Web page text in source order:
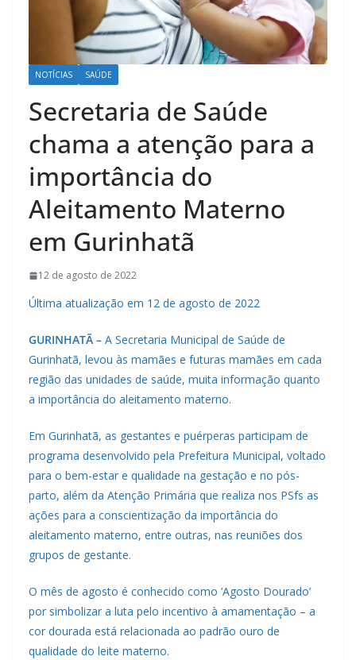
NOTÍCIAS SAÚDE
Secretaria de Saúde
chama a atenção para a
importância do
Aleitamento Materno
em Gurinhatã
12 de agosto de 2022
Última atualização em 12 de agosto de 2022
GURINHATÃ – A Secretaria Municipal de Saúde de
Gurinhatã, levou às mamães e futuras mamães em cada
região das unidades de saúde, muita informação quanto
a importância do aleitamento materno.
Em Gurinhatã, as gestantes e puérperas participam de
programa desenvolvido pela Prefeitura Municipal, voltado
para o bem-estar e qualidade na gestação e no pós-
parto, além da Atenção Primária que realiza nos PSfs as
ações para a conscientização da importância do
aleitamento materno, entre outras, nas reuniões dos
grupos de gestante.
O mês de agosto é conhecido como ‘Agosto Dourado’
por simbolizar a luta pelo incentivo à amamentação – a
cor dourada está relacionada ao padrão ouro de
qualidade do leite materno.